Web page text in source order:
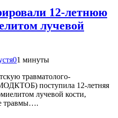
12-летнюю
лучевой
01 минуты
травматолого-
поступила 12-летняя
лучевой кости,
травмы….